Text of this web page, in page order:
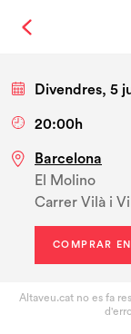
Divendres, 5
20:00h
Barcelona
El Molino
Carrer Vilà i
COMPRAR
Altaveu.cat no es fa